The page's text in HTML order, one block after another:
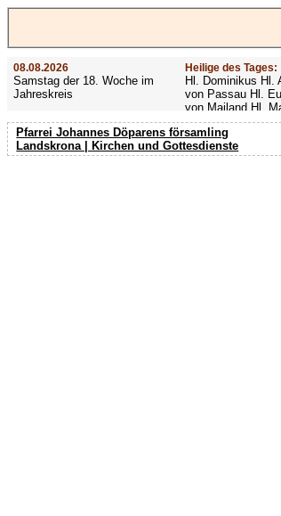
08.08.2026
Samstag der 18. Woche im
Jahreskreis
Heilige des Tages:
Hl. Dominikus Hl.
von Passau Hl.
von Mailand Hl.
MacKillop Hl.
Hildiger Vierzehn
Nothelfer Hl.
Pfarrei Johannes Döparens församling
Landskrona | Kirchen und Gottesdienste